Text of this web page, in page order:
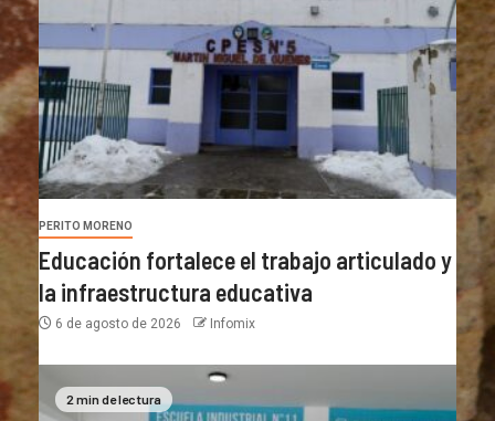
PERITO MORENO
Educación fortalece el trabajo articulado y
la infraestructura educativa
6 de agosto de 2026 Infomix
2 min de lectura